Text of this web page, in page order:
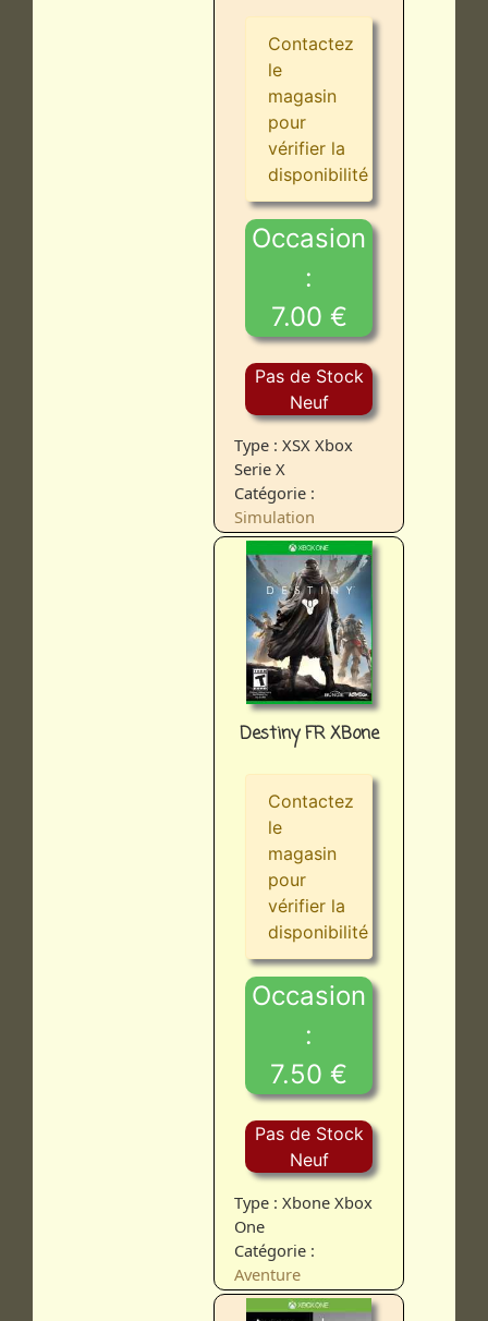
Contactez
le
magasin
pour
vérifier la
disponibilité
Occasion
:
7.00 €
Pas de Stock
Neuf
Type : XSX Xbox
Serie X
Catégorie :
Simulation
Destiny FR XBone
Contactez
le
magasin
pour
vérifier la
disponibilité
Occasion
:
7.50 €
Pas de Stock
Neuf
Type : Xbone Xbox
One
Catégorie :
Aventure